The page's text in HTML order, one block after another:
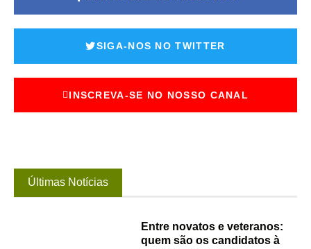
SIGA-NOS NO TWITTER
INSCREVA-SE NO NOSSO CANAL
Últimas Notícias
Entre novatos e veteranos:
quem são os candidatos à